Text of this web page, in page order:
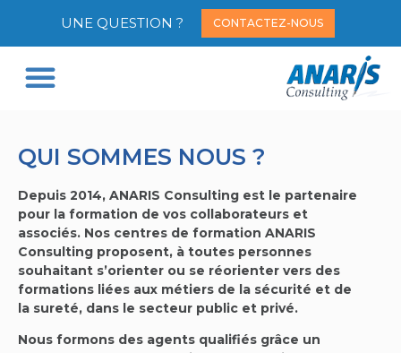
UNE QUESTION ? CONTACTEZ-NOUS
QUI SOMMES NOUS ?
Depuis 2014, ANARIS Consulting est le partenaire
pour la formation de vos collaborateurs et
associés. Nos centres de formation ANARIS
Consulting proposent, à toutes personnes
souhaitant s’orienter ou se réorienter vers des
formations liées aux métiers de la sécurité et de
la sureté, dans le secteur public et privé.
Nous formons des agents qualifiés grâce un